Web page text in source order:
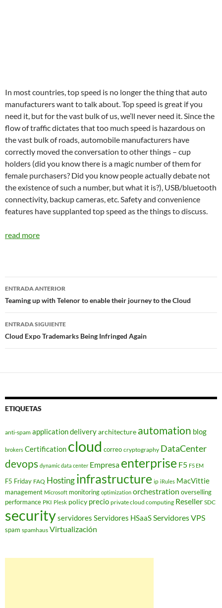
In most countries, top speed is no longer the thing that auto
manufacturers want to talk about. Top speed is great if you
need it, but for the vast bulk of us, we’ll never need it. Since the
flow of traffic dictates that too much speed is hazardous on
the vast bulk of roads, automobile manufacturers have
correctly moved the conversation to other things – cup
holders (did you know there is a magic number of them for
female purchasers? Did you know people actually debate not
the existence of such a number, but what it is?), USB/bluetooth
connectivity, backup cameras, etc. Safety and convenience
features have supplanted top speed as the things to discuss.
read more
Navegador
de
entradas
ENTRADA ANTERIOR
Teaming up with Telenor to enable their journey to the Cloud
ENTRADA SIGUIENTE
Cloud Expo Trademarks Being Infringed Again
ETIQUETAS
anti-spam application deliveryarchitecture automation blog
brokers Certification cloud correo cryptography DataCenter
devops dynamic data center Empresa enterprise F5 F5 EM
F5 Friday FAQ Hostinginfrastructure ip iRules MacVittie
management Microsoft monitoring optimization orchestration overselling
performance PKI Plesk policy precio private cloud computing Reseller SDC
securityservidores Servidores HSaaSServidores VPS
spam spamhaus Virtualización